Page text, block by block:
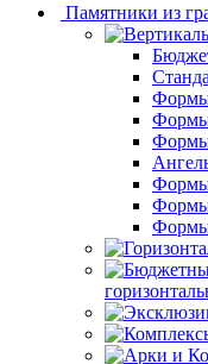
Памятники из
Формы
Формы
Формы
Формы
Формы